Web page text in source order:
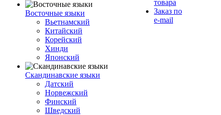
Восточные языки
Вьетнамский
Китайский
Корейский
Хинди
Японский
Скандинавские языки
Датский
Норвежский
Финский
Шведский
товара
Заказ по
e-mail